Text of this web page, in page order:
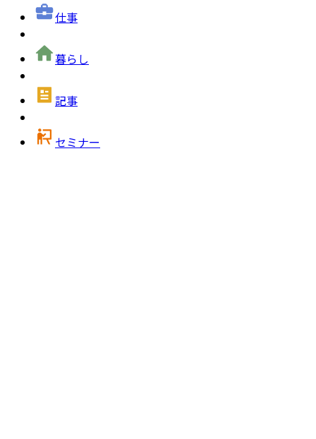
仕事
暮らし
記事
セミナー